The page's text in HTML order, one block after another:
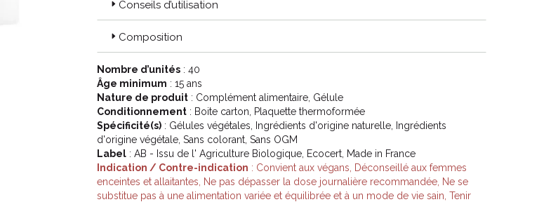
Laboratoire engagé
consommateurs pour proposer des produits naturels de qualité.
40 ans d’ expertise
Depuis 1980, Arkopharma transforme l’ intelligence de la nature en solutions de santé
efficaces, en combinant science, origine maîtrisée et parfaite sécurité.
Certification Cosmos
Conseils d’utilisation
Composition
Nombre d’unités : 40
Âge minimum : 15 ans
Nature de produit : Complément alimentaire, Gélule
Conditionnement : Boite carton, Plaquette thermoformée
Spécificité(s) : Gélules végétales, Ingrédients d'origine naturelle, Ingrédients
d'origine végétale, Sans colorant, Sans OGM
Label : AB - Issu de l' Agriculture Biologique, Ecocert, Made in France
Indication / Contre-indication : Convient aux végans, Déconseillé aux femmes
enceintes et allaitantes, Ne pas dépasser la dose journalière recommandée, Ne se
substitue pas à une alimentation variée et équilibrée et à un mode de vie sain, Tenir